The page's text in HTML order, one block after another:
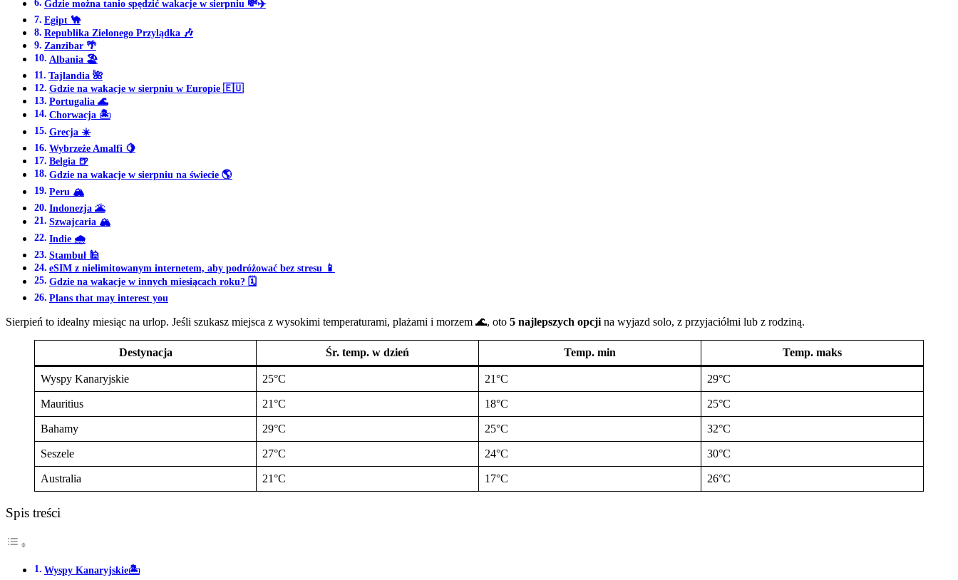
Gdzie można tanio spędzić wakacje w sierpniu 💸✈️
Egipt 🐪
Republika Zielonego Przylądka 🎶
Zanzibar 🌴
Albania 🏖️
Tajlandia 🌺
Gdzie na wakacje w sierpniu w Europie 🇪🇺
Portugalia 🌊
Chorwacja 🏝️
Grecja ☀️
Wybrzeże Amalfi 🍋
Belgia 🍺
Gdzie na wakacje w sierpniu na świecie 🌎
Peru 🏔️
Indonezja 🌋
Szwajcaria 🏔️
Indie 🌧️
Stambuł 🕌
eSIM z nielimitowanym internetem, aby podróżować bez stresu 📱
Gdzie na wakacje w innych miesiącach roku? 🗓️
Plans that may interest you
Sierpień to idealny miesiąc na urlop. Jeśli szukasz miejsca z wysokimi temperaturami, plażami i morzem 🌊, oto 5 najlepszych opcji na wyjazd solo, z przyjaciółmi lub z rodziną.
Destynacja Śr. temp. w dzień Temp. min Temp. maks
Wyspy Kanaryjskie 25°C 21°C 29°C
Mauritius 21°C 18°C 25°C
Bahamy 29°C 25°C 32°C
Seszele 27°C 24°C 30°C
Australia 21°C 17°C 26°C
Spis treści
Wyspy Kanaryjskie🏝️